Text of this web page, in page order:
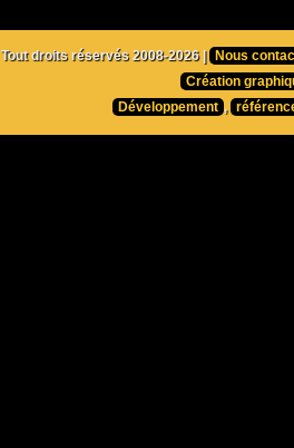
Tout droits réservés 2008-2026 |
Nous
Création
Développement ,